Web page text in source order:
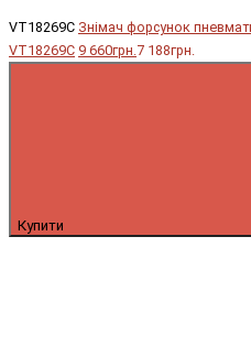
VT18269C Знімач форсунок
VT18269C 9 660грн.7 188грн.
Купити